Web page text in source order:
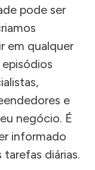
pode ser
em qualquer
e
negócio. É
informado
diárias.